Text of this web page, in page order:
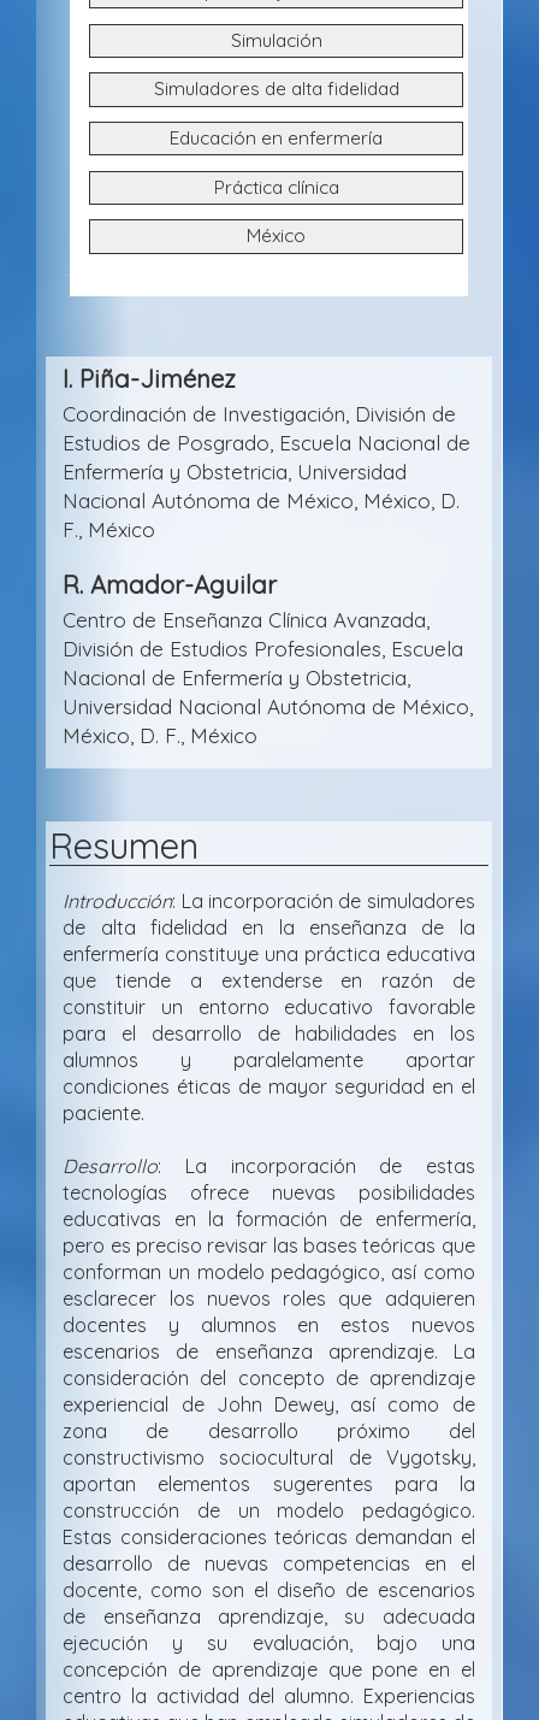
Simulación
Simuladores de alta fidelidad
Educación en enfermería
Práctica clínica
México
Contenido
principal
del
artículo
I. Piña-Jiménez
Coordinación de Investigación, División de
Estudios de Posgrado, Escuela Nacional de
Enfermería y Obstetricia, Universidad
Nacional Autónoma de México, México, D.
F., México
R. Amador-Aguilar
Centro de Enseñanza Clínica Avanzada,
División de Estudios Profesionales, Escuela
Nacional de Enfermería y Obstetricia,
Universidad Nacional Autónoma de México,
México, D. F., México
Resumen
Introducción: La incorporación de simuladores
de alta fidelidad en la enseñanza de la
enfermería constituye una práctica educativa
que tiende a extenderse en razón de
constituir un entorno educativo favorable
para el desarrollo de habilidades en los
alumnos y paralelamente aportar
condiciones éticas de mayor seguridad en el
paciente.
Desarrollo: La incorporación de estas
tecnologías ofrece nuevas posibilidades
educativas en la formación de enfermería,
pero es preciso revisar las bases teóricas que
conforman un modelo pedagógico, así como
esclarecer los nuevos roles que adquieren
docentes y alumnos en estos nuevos
escenarios de enseñanza aprendizaje. La
consideración del concepto de aprendizaje
experiencial de John Dewey, así como de
zona de desarrollo próximo del
constructivismo sociocultural de Vygotsky,
aportan elementos sugerentes para la
construcción de un modelo pedagógico.
Estas consideraciones teóricas demandan el
desarrollo de nuevas competencias en el
docente, como son el diseño de escenarios
de enseñanza aprendizaje, su adecuada
ejecución y su evaluación, bajo una
concepción de aprendizaje que pone en el
centro la actividad del alumno. Experiencias